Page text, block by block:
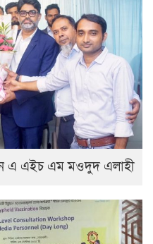
এ এইচ এম মওদুদ এলাহী